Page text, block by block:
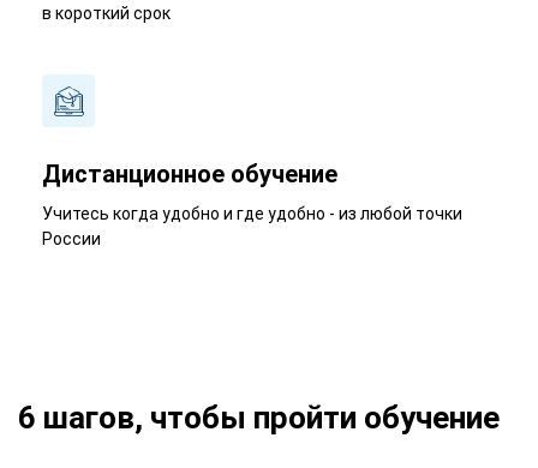
в короткий срок
Дистанционное обучение
Учитесь когда удобно и где удобно - из любой точки
России
6 шагов, чтобы пройти обучение